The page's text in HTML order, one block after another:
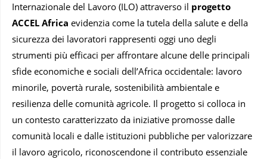
Internazionale del Lavoro (ILO) attraverso il progetto
ACCEL Africa evidenzia come la tutela della salute e della
sicurezza dei lavoratori rappresenti oggi uno degli
strumenti più efficaci per affrontare alcune delle principali
sfide economiche e sociali dell’Africa occidentale: lavoro
minorile, povertà rurale, sostenibilità ambientale e
resilienza delle comunità agricole. Il progetto si colloca in
un contesto caratterizzato da iniziative promosse dalle
comunità locali e dalle istituzioni pubbliche per valorizzare
il lavoro agricolo, riconoscendone il contributo essenziale